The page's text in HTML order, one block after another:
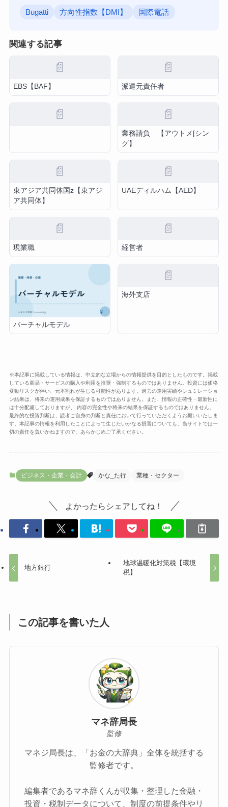
Bugatti 方向性指数【DMI】 国際電話
関連する記事
📄
EBS【BAF】
📄
派遣元責任者
📄 📄
業務請負 【アウトメ[シン
グ】
📄
東アジア共同体国z【東アジ
ア共同体】
📄
UAEディルハム【AED】
📄
現業職
📄
経営者
バーチャルモデル
📄
海外支店
※本記事に掲載している情報は、中立的な立場からの情報提供を目的としたものです。掲載
している商品・サービスの購入や利用を推奨・強制するものではありません。投資には価格
変動リスクが伴い、元本割れが生じる可能性があります。過去の運用実績やシュミレーショ
ン結果は、将来の運用成果を保証するものではありません。また、情報の正確性・最新性に
は十分配慮しておりますが、 内容の完全性や将来の結果を保証するものではありません。
最終的な投資判断は、読者ご自身の判断と責任において行っていただくようお願いいたしま
す。本記事の情報を利用したことによって生じたいかなる損害についても、当サイトでは一
切の責任を負いかねますので、あらかじめご了承ください。
ビジネス・企業・会計 かな_た行 業種・セクター
よかったらシェアしてね！
地方銀行
地球温暖化対策税【環境
税】
この記事を書いた人
マネ辞局長
監修
マネジ局長は、「お金の大辞典」全体を統括する
監修者です。
編集者であるマネ辞くんが収集・整理した金融・
投資・税制データについて、制度の前提条件やリ